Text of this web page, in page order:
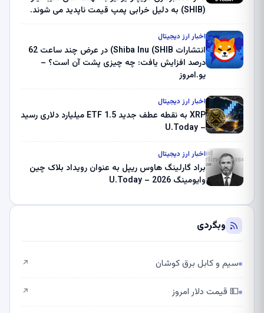
(SHIB) به دلیل خرابی پمپ قیمت ناپدید می شوند.
ثبت کرد – گزارش کریپتو صبح – U.Today
اخبار ارز دیجیتال
انتشارات Shiba Inu (SHIB) در عرض چند ساعت 62
درصد افزایش یافت: چه چیزی پشت آن است؟ –
یو.امروز
اخبار ارز دیجیتال
XRP به نقطه عطف جدید ETF 1.5 میلیارد دلاری رسید
– U.Today
اخبار ارز دیجیتال
براد گارلینگ هاوس ریپل به عنوان رویداد بلاک چین
وایومینگ 2026 – U.Today
وبگردی
سیم و کابل برق کوشان ↗
💵 قیمت دلار امروز ↗